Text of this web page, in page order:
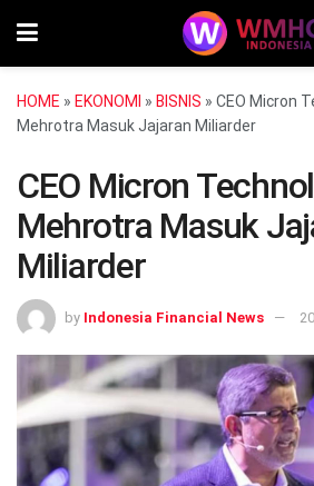
HOME » EKONOMI » BISNIS » CEO Micron
Mehrotra Masuk Jajaran Miliarder
CEO Micron
Mehrotra Masuk
Miliarder
by Indonesia Financial News